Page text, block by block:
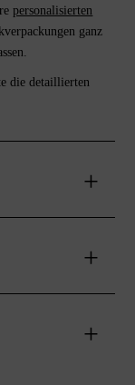
personalisierten
ganz
die detaillierten